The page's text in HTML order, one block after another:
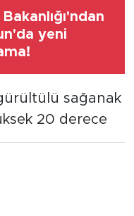
Bakanlığı'ndan
yeni
sağanak
20 derece